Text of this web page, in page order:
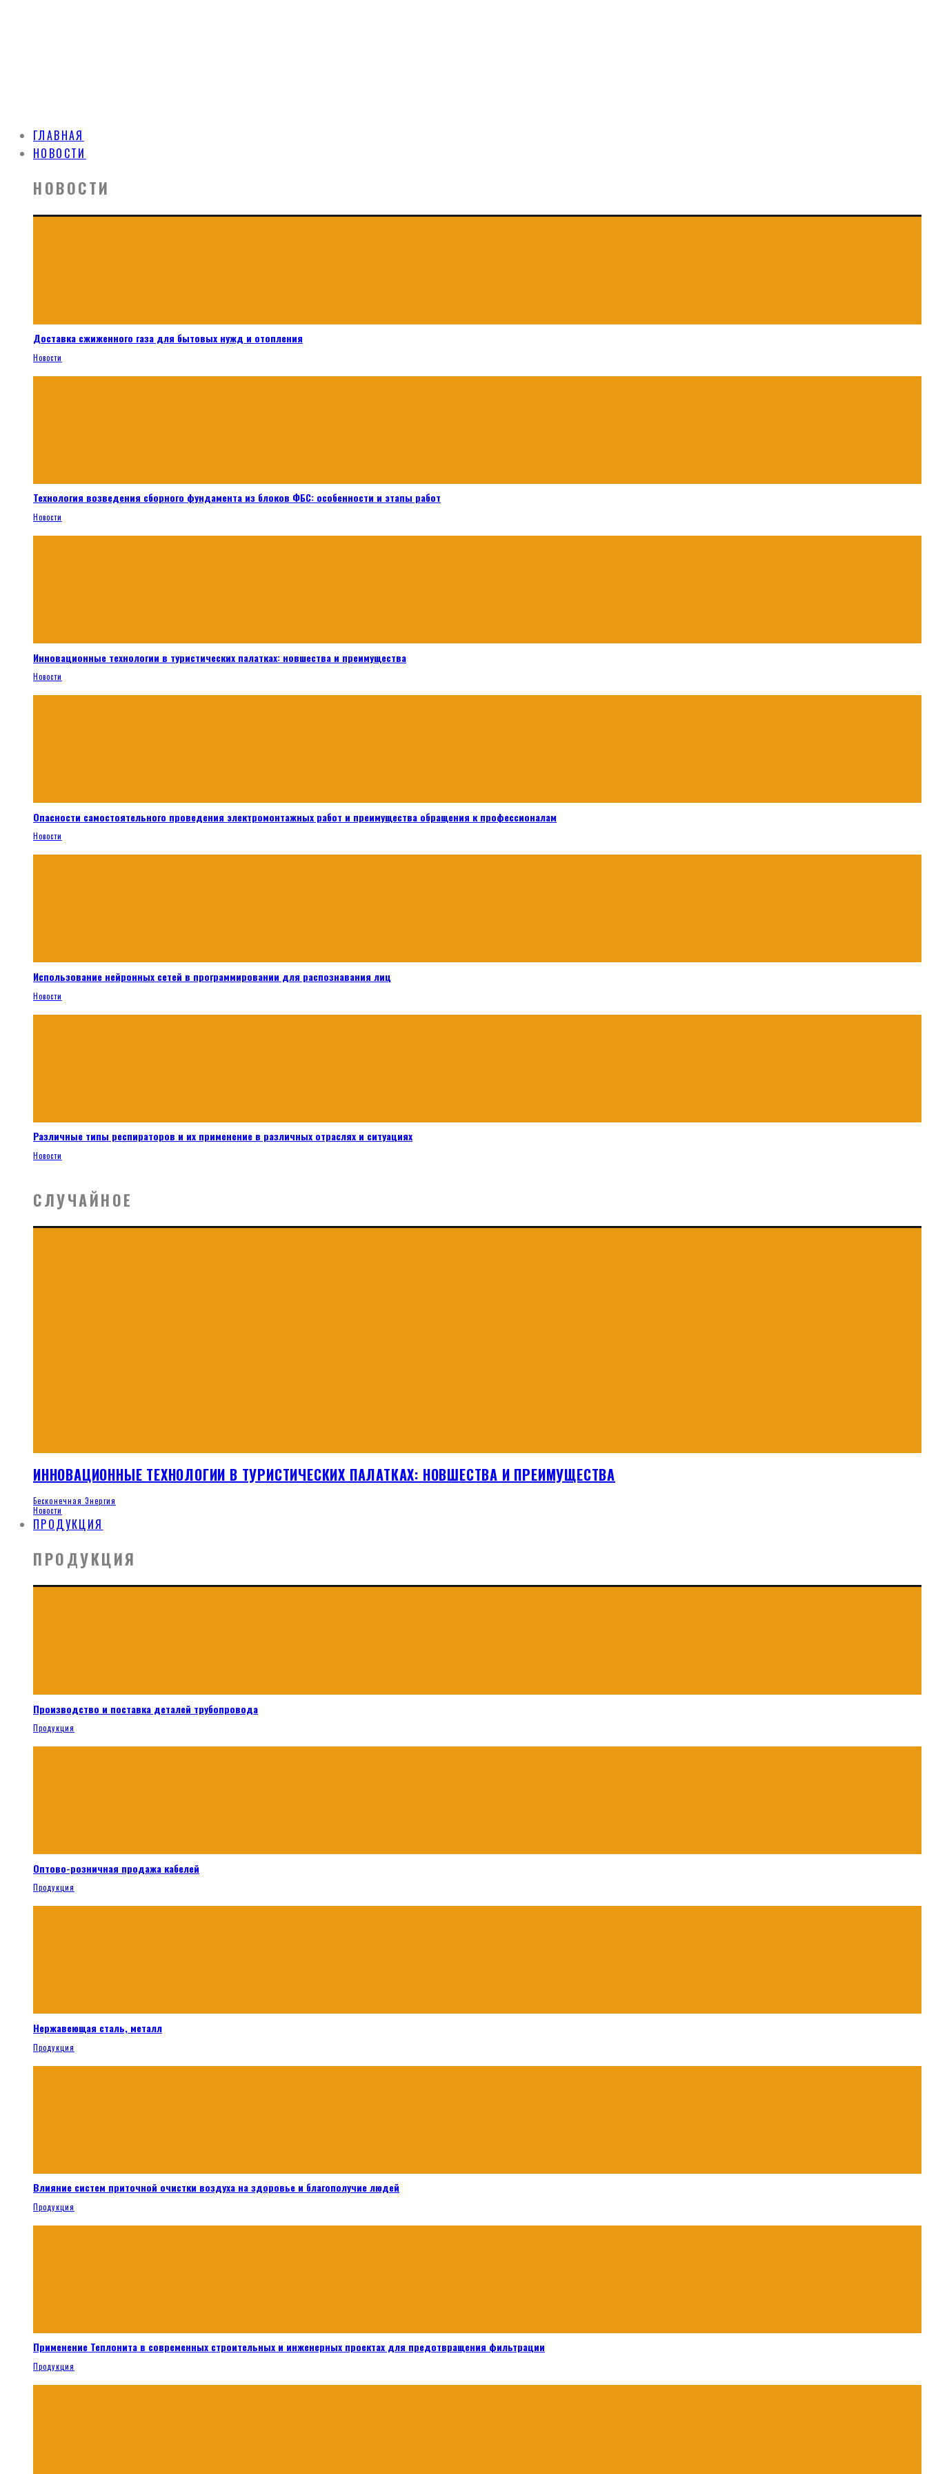
ГЛАВНАЯ
НОВОСТИ
НОВОСТИ
Доставка сжиженного газа для бытовых нужд и отопления
Новости
Технология возведения сборного фундамента из блоков ФБС: особенности и этапы работ
Новости
Инновационные технологии в туристических палатках: новшества и преимущества
Новости
Опасности самостоятельного проведения электромонтажных работ и преимущества обращения к профессионалам
Новости
Использование нейронных сетей в программировании для распознавания лиц
Новости
Различные типы респираторов и их применение в различных отраслях и ситуациях
Новости
СЛУЧАЙНОЕ
ИННОВАЦИОННЫЕ ТЕХНОЛОГИИ В ТУРИСТИЧЕСКИХ ПАЛАТКАХ: НОВШЕСТВА И ПРЕИМУЩЕСТВА
Бесконечная Энергия
Новости
ПРОДУКЦИЯ
ПРОДУКЦИЯ
Производство и поставка деталей трубопровода
Продукция
Оптово-розничная продажа кабелей
Продукция
Нержавеющая сталь, металл
Продукция
Влияние систем приточной очистки воздуха на здоровье и благополучие людей
Продукция
Применение Теплонита в современных строительных и инженерных проектах для предотвращения фильтрации
Продукция